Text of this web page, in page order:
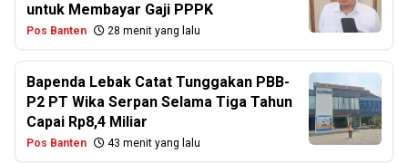
untuk Membayar Gaji PPPK
Pos Banten 28 menit yang lalu
Bapenda Lebak Catat Tunggakan PBB-
P2 PT Wika Serpan Selama Tiga Tahun
Capai Rp8,4 Miliar
Pos Banten 43 menit yang lalu